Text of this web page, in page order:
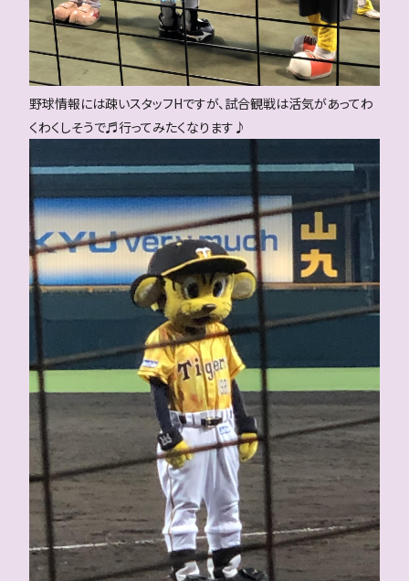
野球情報には疎いスタッフHですが、試合観戦は活気があってわ
くわくしそうで♬行ってみたくなります♪